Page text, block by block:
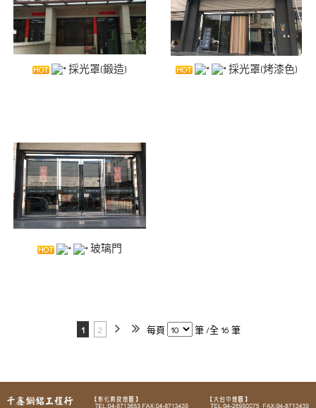
採光罩(鍛造) 採光罩(烤漆色)
玻璃門
1 2 每頁 筆 /全 16 筆